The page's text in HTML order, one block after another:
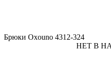
Брюки Oxouno 4312-324
НЕТ В